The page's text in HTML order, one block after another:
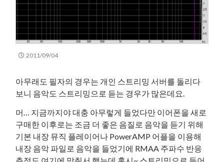
2011/09/04
아무래도 필자의 경우는 개인 스트리밍 서버를 돌리다
보니 음악도 스트리밍으로 듣는 경우가 많은데요.
머… 지금까지야 대충 아무렇게 들었다만 이어폰을 새로
구매한 이후로는 조금 더 좋은 음질로 음악을 듣기 위해
기본 내장 뮤직 플레이어나 PowerAMP 어플을 이용해
내장 음악 파일로 음악을 들었기에 RMAA 주파수 반응